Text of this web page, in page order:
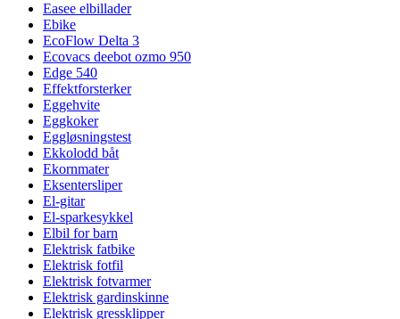
Easee elbillader
Ebike
EcoFlow Delta 3
Ecovacs deebot ozmo 950
Edge 540
Effektforsterker
Eggehvite
Eggkoker
Eggløsningstest
Ekkolodd båt
Ekornmater
Eksentersliper
El-gitar
El-sparkesykkel
Elbil for barn
Elektrisk fatbike
Elektrisk fotfil
Elektrisk fotvarmer
Elektrisk gardinskinne
Elektrisk gressklipper